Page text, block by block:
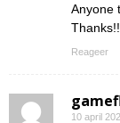
Anyone
Thanks!!
Reageer
10 april